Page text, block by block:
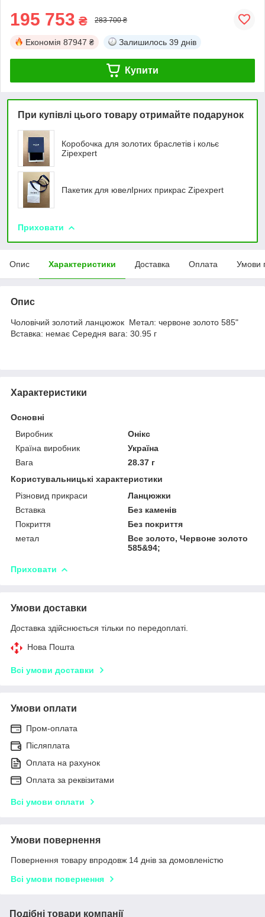
195 753 ₴ 283 700 ₴
Економія 87947 ₴ Залишилось 39 днів
Купити
При купівлі цього товару отримайте подарунок
Коробочка для золотих браслетів і кольє
Zipexpert
Пакетик для ювелIрних прикрас Zipexpert
Приховати
Опис Характеристики Доставка Оплата Умови
Опис
Чоловічий золотий ланцюжок Метал: червоне золото 585"
Вставка: немає Середня вага: 30.95 г
Характеристики
Основні
Виробник
Онікс
Країна виробник
Україна
Вага
28.37 г
Користувальницькі характеристики
Різновид прикраси
Ланцюжки
Вставка
Без каменів
Покриття
Без покриття
метал
Все золото, Червоне золото
585&94;
Приховати
Умови доставки
Доставка здійснюється тільки по передоплаті.
Нова Пошта
Всі умови доставки
Умови оплати
Пром-оплата
Післяплата
Оплата на рахунок
Оплата за реквізитами
Всі умови оплати
Умови повернення
Повернення товару впродовж 14 днів за домовленістю
Всі умови повернення
Подібні товари компанії